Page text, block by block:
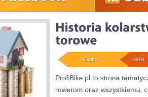
GRU
ADMIN
ProfiBike.pl to strona
rowerom oraz wszystkiemu,